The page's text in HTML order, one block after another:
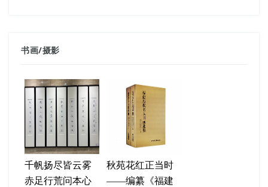
书画/摄影
千帆扬尽皆云雾
赤足行荒问本心
秋苑花红正当时
——编纂《福建